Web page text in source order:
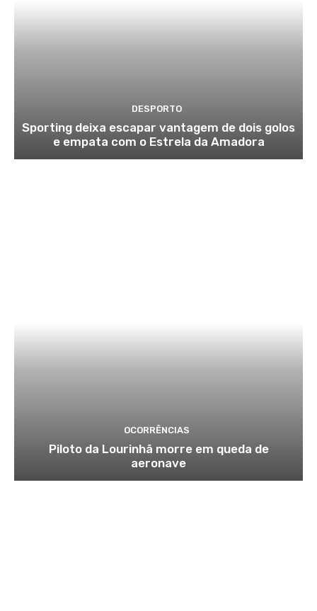
DESPORTO
Sporting deixa escapar vantagem de dois golos
e empata com o Estrela da Amadora
OCORRÊNCIAS
Piloto da Lourinhã morre em queda de
aeronave